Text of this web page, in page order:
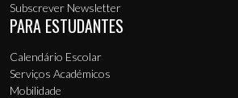
Subscrever Newsletter
PARA ESTUDANTES
Calendário Escolar
Serviços Académicos
Mobilidade